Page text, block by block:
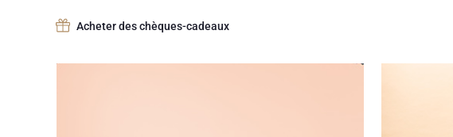
Acheter des chèques-cadeaux